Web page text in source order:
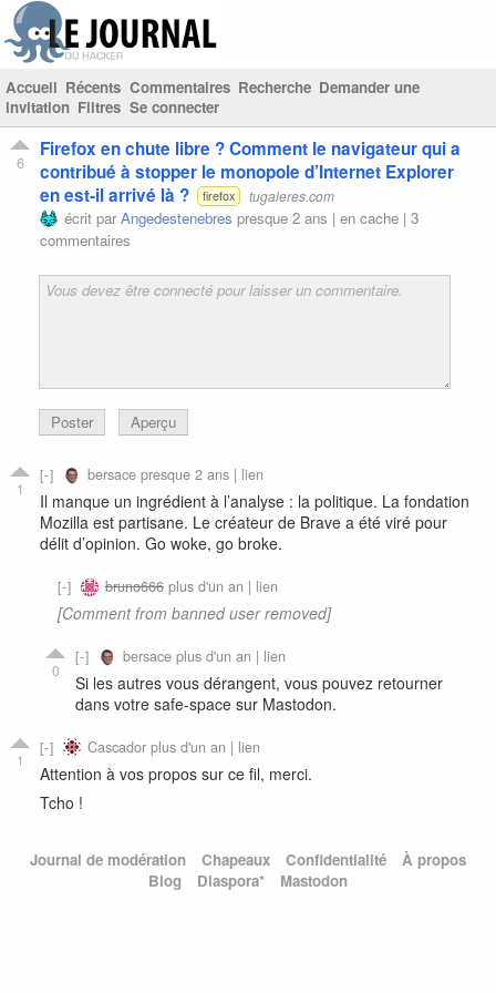
Accueil Récents Commentaires Recherche Demander une
invitation Filtres Se connecter
6
Firefox en chute libre ? Comment le navigateur qui a
contribué à stopper le monopole d’Internet Explorer
en est-il arrivé là ?
firefox tugaleres.com
écrit parAngedestenebres presque 2 ans | en cache | 3
commentaires
Poster Aperçu
1
bersacepresque 2 ans | lien
Il manque un ingrédient à l’analyse : la politique. La fondation
Mozilla est partisane. Le créateur de Brave a été viré pour
délit d’opinion. Go woke, go broke.
bruno666plus d'un an | lien
[Comment from banned user removed]
0
bersaceplus d'un an | lien
Si les autres vous dérangent, vous pouvez retourner
dans votre safe-space sur Mastodon.
1
Cascadorplus d'un an | lien
Attention à vos propos sur ce fil, merci.
Tcho !
Journal de modération Chapeaux Confidentialité
À propos
Blog
Diaspora* Mastodon